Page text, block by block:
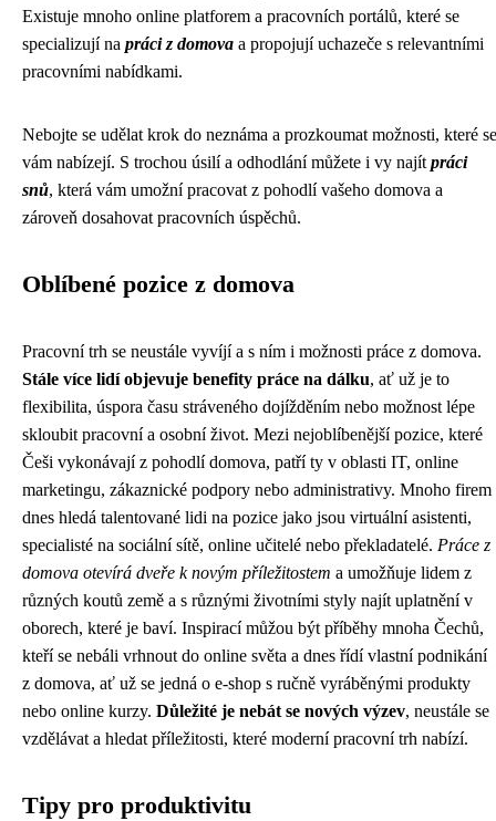
Existuje mnoho online platforem a pracovních portálů, které se
specializují na práci z domova a propojují uchazeče s relevantními
pracovními nabídkami.
Nebojte se udělat krok do neznáma a prozkoumat možnosti, které se
vám nabízejí. S trochou úsilí a odhodlání můžete i vy najít práci
snů, která vám umožní pracovat z pohodlí vašeho domova a
zároveň dosahovat pracovních úspěchů.
Oblíbené pozice z domova
Pracovní trh se neustále vyvíjí a s ním i možnosti práce z domova.
Stále více lidí objevuje benefity práce na dálku, ať už je to
flexibilita, úspora času stráveného dojížděním nebo možnost lépe
skloubit pracovní a osobní život. Mezi nejoblíbenější pozice, které
Češi vykonávají z pohodlí domova, patří ty v oblasti IT, online
marketingu, zákaznické podpory nebo administrativy. Mnoho firem
dnes hledá talentované lidi na pozice jako jsou virtuální asistenti,
specialisté na sociální sítě, online učitelé nebo překladatelé. Práce z
domova otevírá dveře k novým příležitostem a umožňuje lidem z
různých koutů země a s různými životními styly najít uplatnění v
oborech, které je baví. Inspirací můžou být příběhy mnoha Čechů,
kteří se nebáli vrhnout do online světa a dnes řídí vlastní podnikání
z domova, ať už se jedná o e-shop s ručně vyráběnými produkty
nebo online kurzy. Důležité je nebát se nových výzev, neustále se
vzdělávat a hledat příležitosti, které moderní pracovní trh nabízí.
Tipy pro produktivitu